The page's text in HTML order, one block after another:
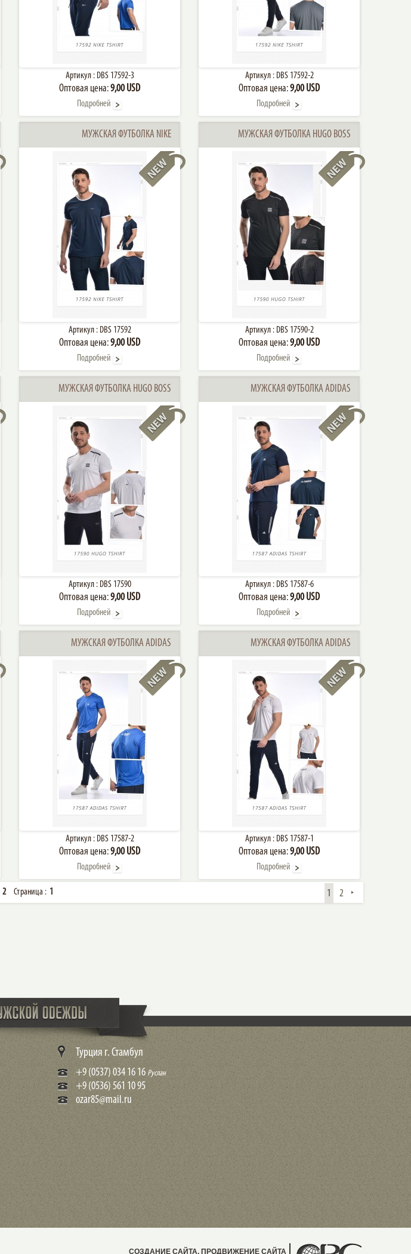
Артикул : DBS 17592-3
Оптовая цена:9,00 USD
Подробней
Артикул : DBS 17592-2
Оптовая цена:9,00 USD
Подробней
МУЖСКАЯ ФУТБОЛКА NIKE
Артикул : DBS 17592
Оптовая цена:9,00 USD
Подробней
МУЖСКАЯ ФУТБОЛКА HUGO BOSS
Артикул : DBS 17590-2
Оптовая цена:9,00 USD
Подробней
МУЖСКАЯ ФУТБОЛКА HUGO BOSS
Артикул : DBS 17590
Оптовая цена:9,00 USD
Подробней
МУЖСКАЯ ФУТБОЛКА ADIDAS
Артикул : DBS 17587-6
Оптовая цена:9,00 USD
Подробней
МУЖСКАЯ ФУТБОЛКА ADIDAS
Артикул : DBS 17587-2
Оптовая цена:9,00 USD
Подробней
МУЖСКАЯ ФУТБОЛКА ADIDAS
Артикул : DBS 17587-1
Оптовая цена:9,00 USD
Подробней
2 Страница : 1 1 2
Турция г. Стамбул
+9 (0537) 034 16 16 Руслан
+9 (0536) 561 10 95
ozar85@mail.ru
СОЗДАНИЕ САЙТА, ПРОДВИЖЕНИЕ САЙТА